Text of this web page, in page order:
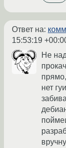
Ответ на:
15:53:19
Не
нет